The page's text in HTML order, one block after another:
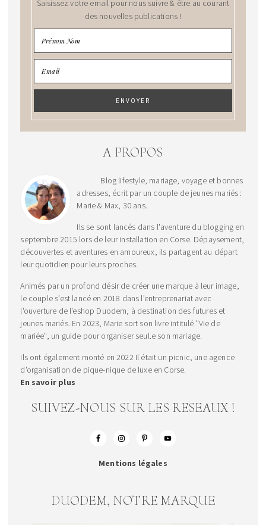
Saisissez votre email pour nous suivre & être au courant
des nouvelles publications !
A PROPOS
Blog lifestyle, mariage, voyage et bonnes
adresses, écrit par un couple de jeunes mariés :
Marie & Max, 30 ans.
Ils se sont lancés dans l'aventure du blogging en
septembre 2015 lors de leur installation en Corse. Dépaysement,
découvertes et aventures en amoureux, ils partagent au départ
leur quotidien pour leurs proches.
Animés par un profond désir de créer une marque à leur image,
le couple s’est lancé en 2018 dans l’entreprenariat avec
l'ouverture de l'eshop Duodem, à destination des futures et
jeunes mariés. En 2023, Marie sort son livre intitulé "Vie de
mariée", un guide pour organiser seul.e son mariage.
Ils ont également monté en 2022 Il était un picnic, une agence
d'organisation de pique-nique de luxe en Corse.
En savoir plus
SUIVEZ-NOUS SUR LES RESEAUX !
Mentions légales
DUODEM, NOTRE MARQUE